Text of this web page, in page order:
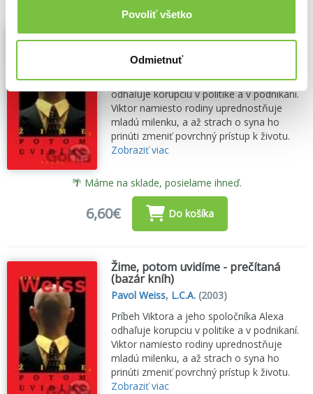
Povoliť všetko
Odmietnuť
Žime, potom uvidíme - prečítaná
(bazár kníh)
Pavol Weiss,L.C.A.
Príbeh Viktora a jeho spoločníka Alexa
odhaľuje korupciu v politike a v podnikaní.
Viktor namiesto rodiny uprednostňuje
mladú milenku, a až strach o syna ho
prinúti zmeniť povrchný prístup k životu.
Zobraziť viac
🌴 Máme na sklade, posielame ihneď.
6,60€ Do košíka
Žime, potom uvidíme - prečítaná
(bazár kníh)
Pavol Weiss, L.C.A. (2003)
Príbeh Viktora a jeho spoločníka Alexa
odhaľuje korupciu v politike a v podnikaní.
Viktor namiesto rodiny uprednostňuje
mladú milenku, a až strach o syna ho
prinúti zmeniť povrchný prístup k životu.
Zobraziť viac